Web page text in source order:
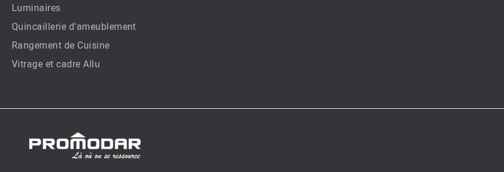
Luminaires
Quincaillerie d’ameublement
Rangement de Cuisine
Vitrage et cadre Allu